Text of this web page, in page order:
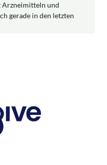
Arzneimitteln und
gerade in den letzten